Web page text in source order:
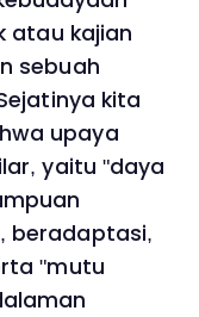
atau kajian
sebuah
kita
upaya
yaitu "daya
beradaptasi,
"mutu